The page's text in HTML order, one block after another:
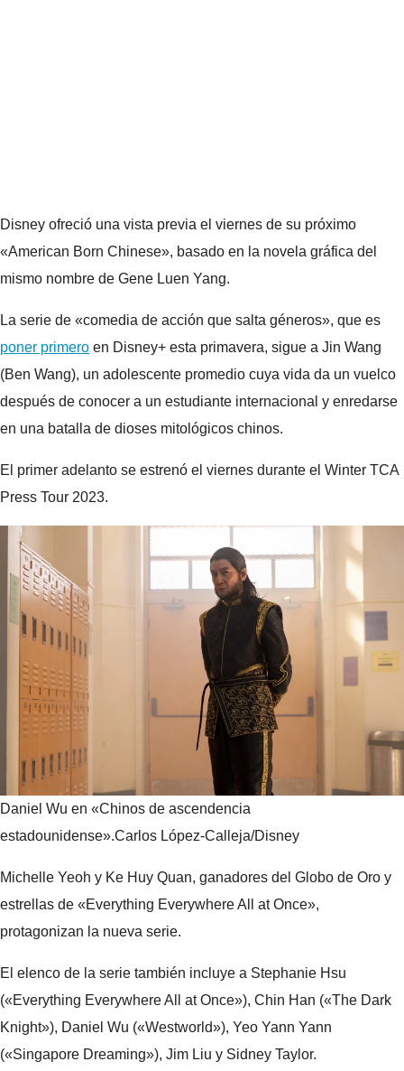
Disney ofreció una vista previa el viernes de su próximo
«American Born Chinese», basado en la novela gráfica del
mismo nombre de Gene Luen Yang.
La serie de «comedia de acción que salta géneros», que es
poner primero en Disney+ esta primavera, sigue a Jin Wang
(Ben Wang), un adolescente promedio cuya vida da un vuelco
después de conocer a un estudiante internacional y enredarse
en una batalla de dioses mitológicos chinos.
El primer adelanto se estrenó el viernes durante el Winter TCA
Press Tour 2023.
Daniel Wu en «Chinos de ascendencia
estadounidense».Carlos López-Calleja/Disney
Michelle Yeoh y Ke Huy Quan, ganadores del Globo de Oro y
estrellas de «Everything Everywhere All at Once»,
protagonizan la nueva serie.
El elenco de la serie también incluye a Stephanie Hsu
(«Everything Everywhere All at Once»), Chin Han («The Dark
Knight»), Daniel Wu («Westworld»), Yeo Yann Yann
(«Singapore Dreaming»), Jim Liu y Sidney Taylor.